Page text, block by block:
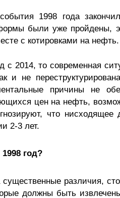
1998 года
были уже пройдены,
с котировками на нефть.
с 2014, то современная
и не
причины не
цен на нефть,
что нисходящее
2-3 лет.
год?
различия,
должны быть